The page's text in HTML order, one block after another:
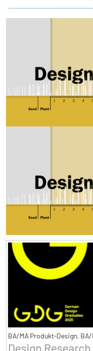
BA/MA Produkt-Design,
Design